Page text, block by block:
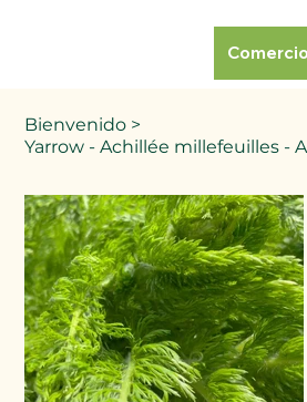
Comercio
Bienvenido >
Yarrow - Achillée millefeuilles -